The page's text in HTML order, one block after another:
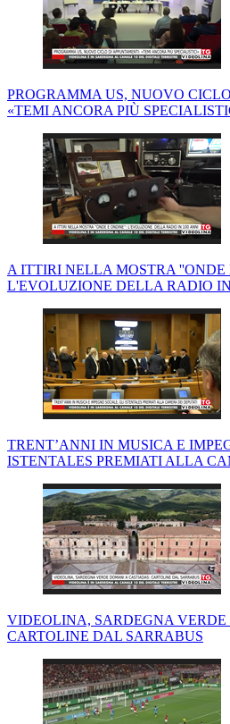
PROGRAMMA US, NUOVO
«TEMI ANCORA PIÙ
A ITTIRI NELLA MOSTRA ''ONDE
L'EVOLUZIONE DELLA RADIO
TRENT’ANNI IN MUSICA E
ISTENTALES PREMIATI ALLA
VIDEOLINA, SARDEGNA
CARTOLINE DAL SARRABUS